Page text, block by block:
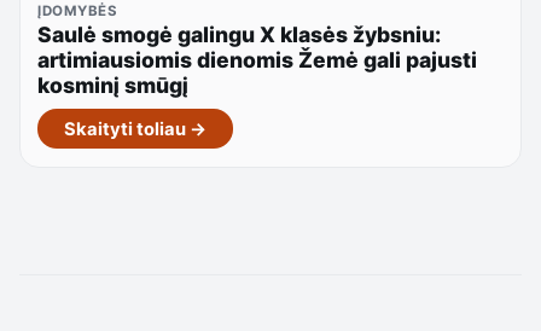
ĮDOMYBĖS
Saulė smogė galingu X klasės žybsniu:
artimiausiomis dienomis Žemė gali pajusti
kosminį smūgį
Skaityti toliau →